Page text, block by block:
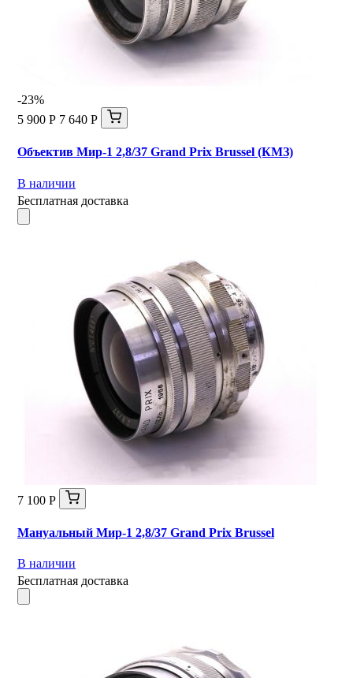
-23%
5 900 Р 7 640 Р
Объектив Мир-1 2,8/37 Grand Prix Brussel (КМЗ)
В наличии
Бесплатная доставка
7 100 Р
Мануальный Мир-1 2,8/37 Grand Prix Brussel
В наличии
Бесплатная доставка